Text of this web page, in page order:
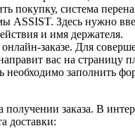
покупку, система
ASSIST. Здесь нужно
и имя держателя.
заказе. Для
вас на страницу
необходимо заполнить
получении заказа. В
доставки: